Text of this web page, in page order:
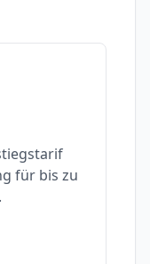
für bis zu